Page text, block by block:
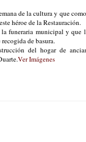
de la cultura y que
héroe de la Restauración.
funeraria municipal y que
de basura.
del hogar de
Ver Imágenes